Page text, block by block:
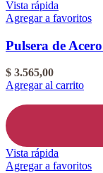
Vista rápida
Agregar a favoritos
Pulsera de
$ 3.565,00
Agregar al carrito
Vista rápida
Agregar a favoritos